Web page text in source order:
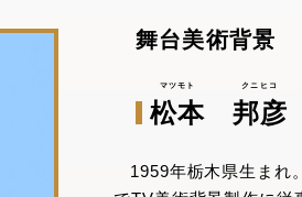
舞台美術背景
松本 邦彦
1959年栃木県生まれ